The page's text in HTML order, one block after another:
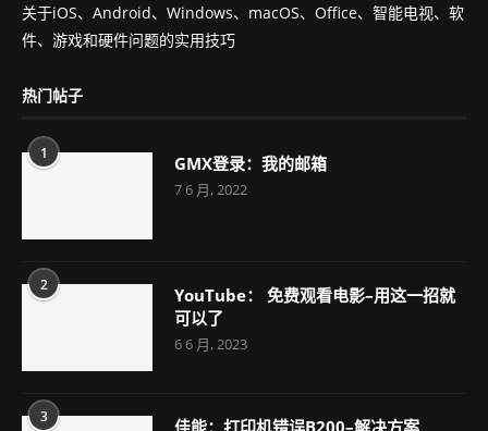
关于iOS、Android、Windows、macOS、Office、智能电视、软
件、游戏和硬件问题的实用技巧
热门帖子
1 GMX登录：我的邮箱
7 6 月, 2022
2
YouTube： 免费观看电影–用这一招就
可以了
6 6 月, 2023
3 佳能：打印机错误B200–解决方案